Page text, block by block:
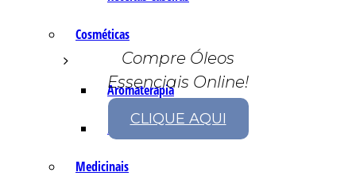
Cosméticas
Aromaterapia
Fórmulas Caseiras
Medicinais
Compre Óleos
Essenciais Online!
CLIQUE AQUI